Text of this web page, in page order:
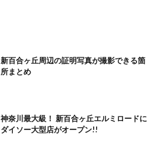
新百合ヶ丘周辺の証明写真が撮影できる箇
所まとめ
神奈川最大級！ 新百合ヶ丘エルミロードに
ダイソー大型店がオープン!!